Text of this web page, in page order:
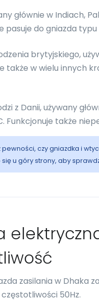
głównie w Indiach,
pasuje do gniazda typu
brytyjskiego,
także w wielu innych
z Danii, używany
Funkcjonuje także
czy gniazdka i
u góry strony, aby
zasilania w Dhaka
50Hz.